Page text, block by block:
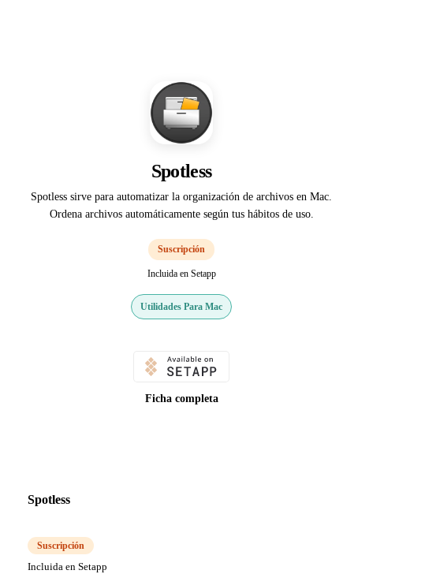
Spotless
Spotless sirve para automatizar la organización de archivos en Mac.
Ordena archivos automáticamente según tus hábitos de uso.
Suscripción
Incluida en Setapp
Utilidades Para Mac
Ficha completa
Spotless
Suscripción
Incluida en Setapp